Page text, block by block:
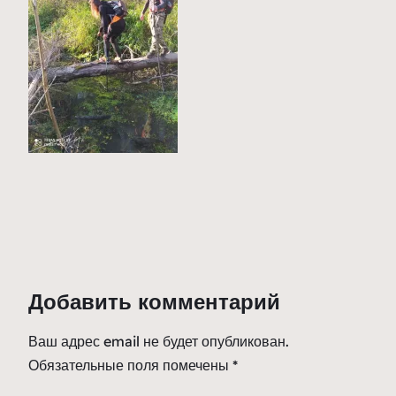
Добавить комментарий
Ваш адрес email не будет опубликован.
Обязательные поля помечены *